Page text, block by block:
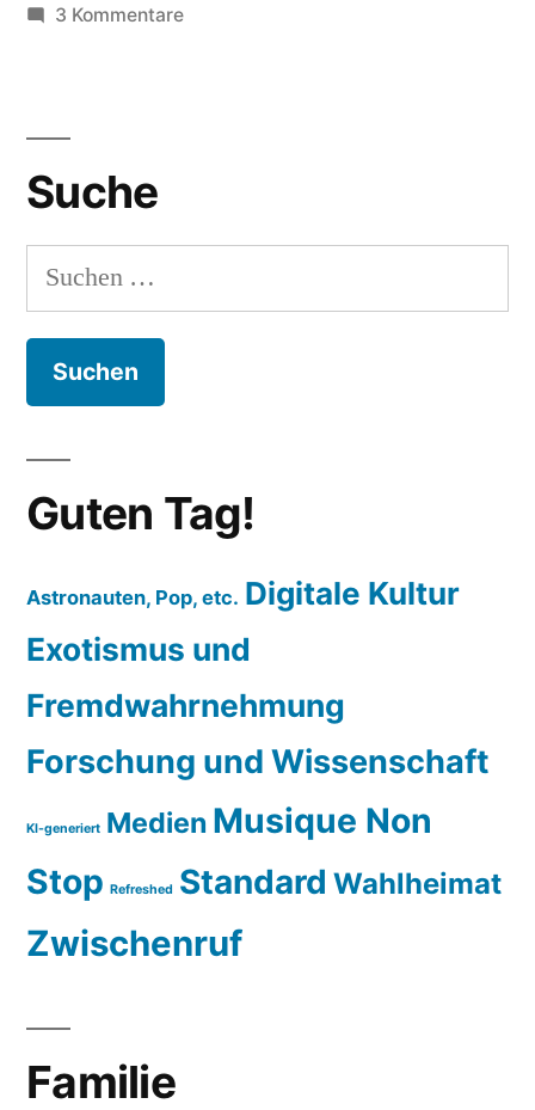
3 Kommentarezu
Suche
Suchen
nach:
Guten Tag!
Astronauten, Pop, etc. Digitale Kultur
Exotismus und
Fremdwahrnehmung
Forschung und Wissenschaft
KI-generiert Medien Musique Non
Stop Refreshed Standard Wahlheimat
Zwischenruf
Familie